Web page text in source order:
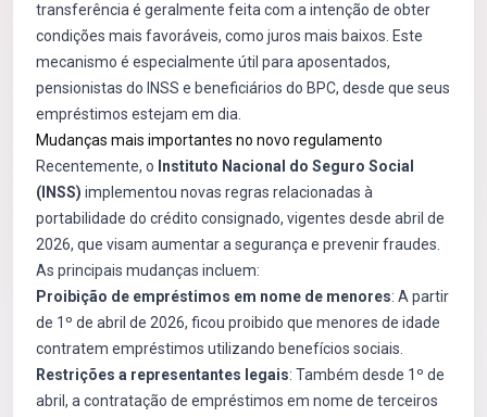
transferência é geralmente feita com a intenção de obter
condições mais favoráveis, como juros mais baixos. Este
mecanismo é especialmente útil para aposentados,
pensionistas do INSS e beneficiários do BPC, desde que seus
empréstimos estejam em dia.
Mudanças mais importantes no novo regulamento
Recentemente, o Instituto Nacional do Seguro Social
(INSS) implementou novas regras relacionadas à
portabilidade do crédito consignado, vigentes desde abril de
2026, que visam aumentar a segurança e prevenir fraudes.
As principais mudanças incluem:
Proibição de empréstimos em nome de menores: A partir
de 1º de abril de 2026, ficou proibido que menores de idade
contratem empréstimos utilizando benefícios sociais.
Restrições a representantes legais: Também desde 1º de
abril, a contratação de empréstimos em nome de terceiros